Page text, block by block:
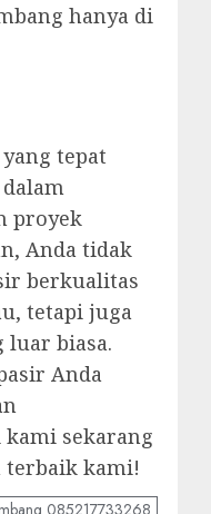
hanya di
tepat
proyek
Anda tidak
berkualitas
tetapi juga
luar biasa.
Anda
sekarang
terbaik kami!
085217733268